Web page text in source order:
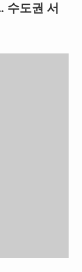
수도권 서